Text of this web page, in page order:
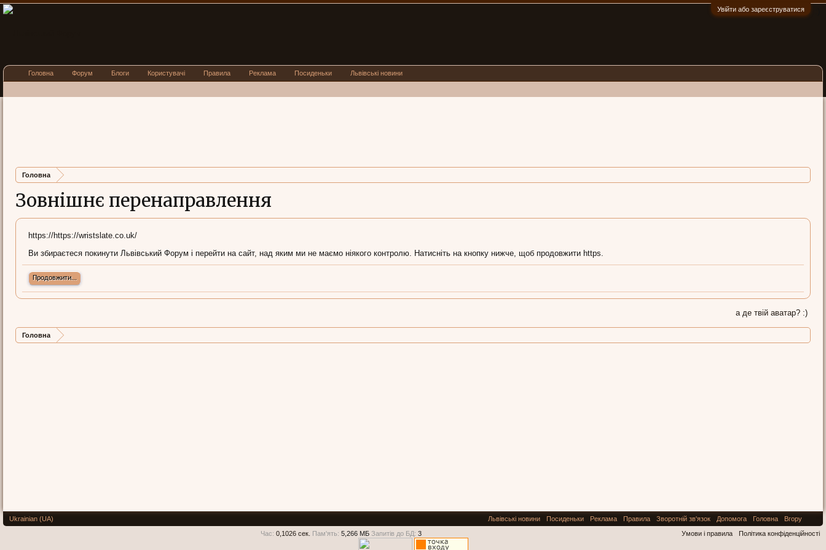
Увійти або зареєструватися
Головна
Зовнішнє перенаправлення
https://https://wristslate.co.uk/
Ви збираєтеся покинути Львівський Форум і перейти на сайт, над яким ми не маємо ніякого контролю. Натисніть на кнопку нижче, щоб продовжити https.
Продовжити...
а де твій аватар? :)
Головна
Головна Форум Блоги Користувачі Правила Реклама Посиденьки Львівські новини
Ukrainian (UA) Львівські новини Посиденьки Реклама Правила Зворотній зв'язок Допомога Головна
Вгору
Умови і правила
Політика конфіденційності
Час: 0,1026 сек. Пам'ять: 5,266 МБ Запитів до БД: 3